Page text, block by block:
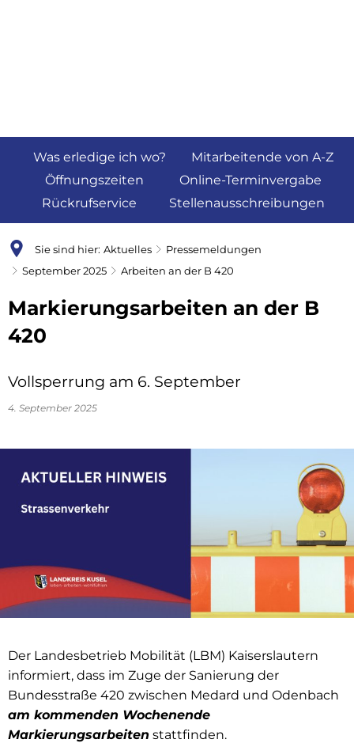
Was erledige ich wo?
Mitarbeitende von A-Z
Öffnungszeiten
Online-Terminvergabe
Rückrufservice
Stellenausschreibungen
Sie sind hier: Aktuelles
Pressemeldungen
September 2025
Arbeiten an der B 420
Markierungsarbeiten an der B
420
Vollsperrung am 6. September
4. September 2025
Der Landesbetrieb Mobilität (LBM) Kaiserslautern
informiert, dass im Zuge der Sanierung der
Bundesstraße 420 zwischen Medard und Odenbach
am kommenden Wochenende
Markierungsarbeiten stattfinden.